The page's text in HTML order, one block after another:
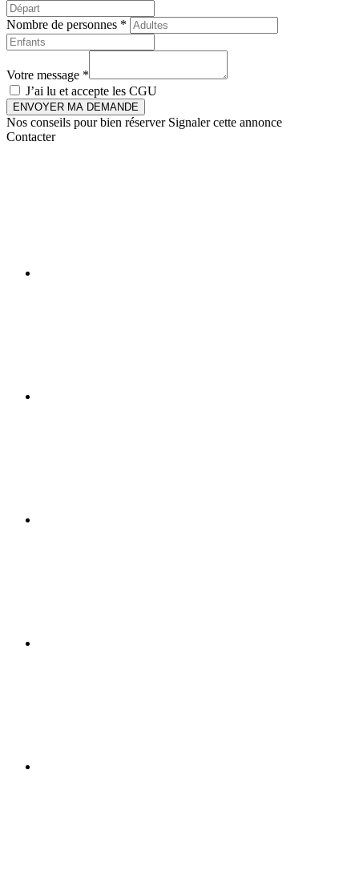
Nombre de personnes *
Votre message *
J’ai lu et accepte les CGU
ENVOYER MA DEMANDE
Nos conseils pour bien réserver Signaler cette annonce
Contacter